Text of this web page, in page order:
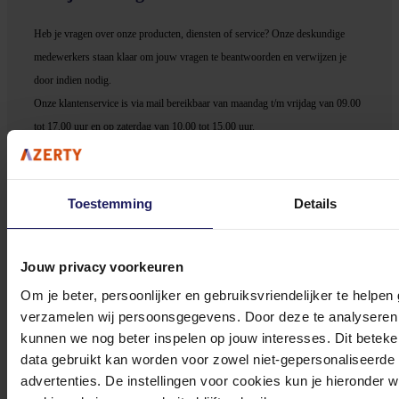
Toestemming Details
Jouw privacy voorkeuren
Om je beter, persoonlijker en gebruiksvriendelijker te
verzamelen wij persoonsgegevens. Door deze te
kunnen we nog beter inspelen op jouw interesses. Dit
data gebruikt kan worden voor zowel niet-
advertenties. De instellingen voor cookies kun je hieronder
Heb je vragen over onze producten, diensten of service? Onze deskundige
medewerkers staan klaar om jouw vragen te beantwoorden en verwijzen je
door indien nodig.
Onze klantenservice is via mail bereikbaar van maandag t/m vrijdag van 09.00
tot 17.00 uur en op zaterdag van 10.00 tot 15.00 uur.
0572 328 120